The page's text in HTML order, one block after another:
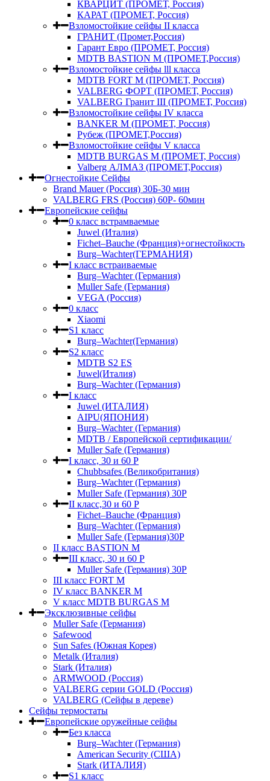
КВАРЦИТ (ПРОМЕТ, Россия)
КАРАТ (ПРОМЕТ, Россия)
Взломостойкие сейфы II класса
ГРАНИТ (Промет,Россия)
Гарант Евро (ПРОМЕТ, Россия)
MDTB BASTION M (ПРОМЕТ,Россия)
Взломостойкие сейфы lll класса
MDTB FORT M (ПРОМЕТ, Россия)
VALBERG ФОРТ (ПРОМЕТ, Россия)
VALBERG Гранит III (ПРОМЕТ, Россия)
Взломостойкие сейфы IV класса
BANKER M (ПРОМЕТ, Россия)
Рубеж (ПРОМЕТ,Россия)
Взломостойкие сейфы V класса
MDTB BURGAS M (ПРОМЕТ, Россия)
Valberg АЛМАЗ (ПРОМЕТ,Россия)
Огнестойкие Сейфы
Brand Mauer (Россия) 30Б-30 мин
VALBERG FRS (Россия) 60Р- 60мин
Европейские сейфы
0 класс встрамваемые
Juwel (Италия)
Fichet–Bauche (Франция)+огнестойкость
Burg–Wachter(ГЕРМАНИЯ)
I класс встраиваемые
Burg–Wachter (Германия)
Muller Safe (Германия)
VEGA (Россия)
0 класс
Xiaomi
S1 класс
Burg–Wachter(Германия)
S2 класс
MDTB S2 ES
Juwel(Италия)
Burg–Wachter (Германия)
I класс
Juwel (ИТАЛИЯ)
AIPU(ЯПОНИЯ)
Burg–Wachter (Германия)
MDTB / Европейской сертификации/
Muller Safe (Германия)
I класс, 30 и 60 P
Chubbsafes (Великобритания)
Burg–Wachter (Германия)
Muller Safe (Германия) 30Р
II класс,30 и 60 P
Fichet–Bauche (Франция)
Burg–Wachter (Германия)
Muller Safe (Германия)30P
II класс BASTION M
III класс, 30 и 60 P
Muller Safe (Германия) 30Р
III класс FORT M
IV класс BANKER M
V класс МDTB BURGAS M
Эксклюзивные сейфы
Muller Safe (Германия)
Safewood
Sun Safes (Южная Корея)
Metalk (Италия)
Stark (Италия)
ARMWOOD (Россия)
VALBERG серии GOLD (Россия)
VALBERG (Сейфы в дереве)
Сейфы термостаты
Европейские оружейные сейфы
Без класса
Burg–Wachter (Германия)
American Security (США)
Stark (ИТАЛИЯ)
S1 класс